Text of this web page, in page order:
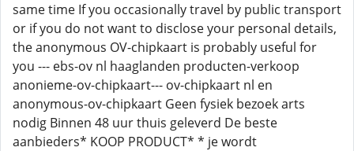
same time If you occasionally travel by public transport
or if you do not want to disclose your personal details,
the anonymous OV-chipkaart is probably useful for
you --- ebs-ov nl haaglanden producten-verkoop
anonieme-ov-chipkaart--- ov-chipkaart nl en
anonymous-ov-chipkaart Geen fysiek bezoek arts
nodig Binnen 48 uur thuis geleverd De beste
aanbieders* KOOP PRODUCT* * je wordt